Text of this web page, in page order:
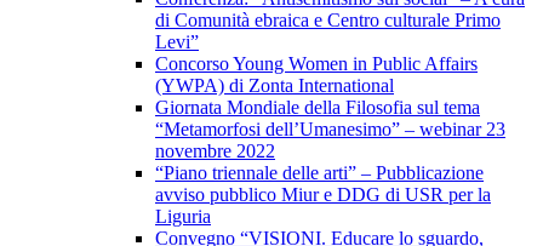
di Comunità ebraica e Centro culturale Primo
Levi”
Concorso Young Women in Public Affairs
(YWPA) di Zonta International
Giornata Mondiale della Filosofia sul tema
“Metamorfosi dell’Umanesimo” – webinar 23
novembre 2022
“Piano triennale delle arti” – Pubblicazione
avviso pubblico Miur e DDG di USR per la
Liguria
Convegno “VISIONI. Educare lo sguardo,